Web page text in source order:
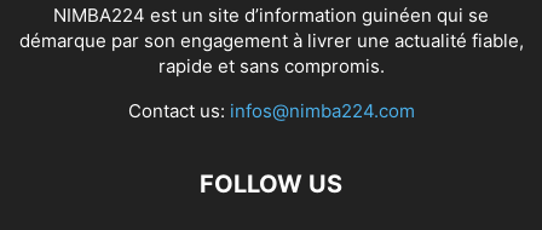
NIMBA224 est un site d’information guinéen qui se
démarque par son engagement à livrer une actualité fiable,
rapide et sans compromis.
Contact us: infos@nimba224.com
FOLLOW US